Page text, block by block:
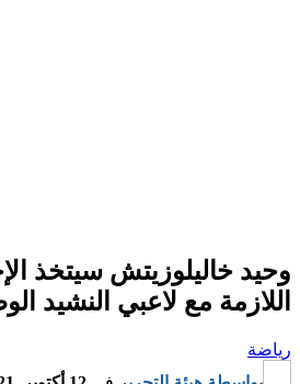
وحيد خاليلوزيتش سيتخذ
اللازمة مع لاعبي النشيد
رياضة